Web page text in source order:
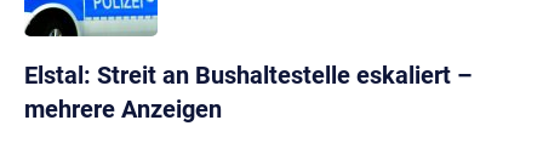
Elstal: Streit an Bushaltestelle eskaliert –
mehrere Anzeigen